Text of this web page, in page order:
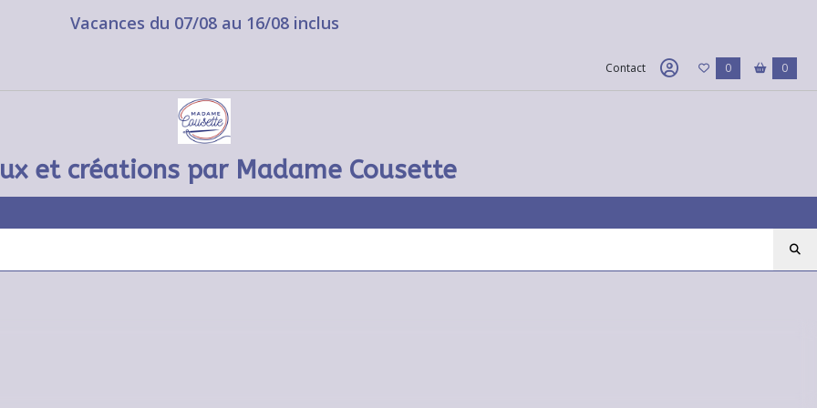
Vacances du 07/08 au 16/08 inclus
Contact 0 0
et créations par Madame Cousette